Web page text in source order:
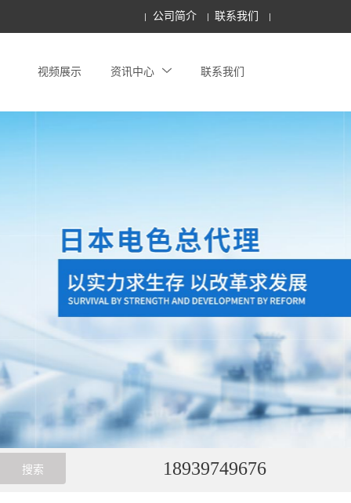
公司简介 联系我们
视频展示 资讯中心 联系我们
18939749676